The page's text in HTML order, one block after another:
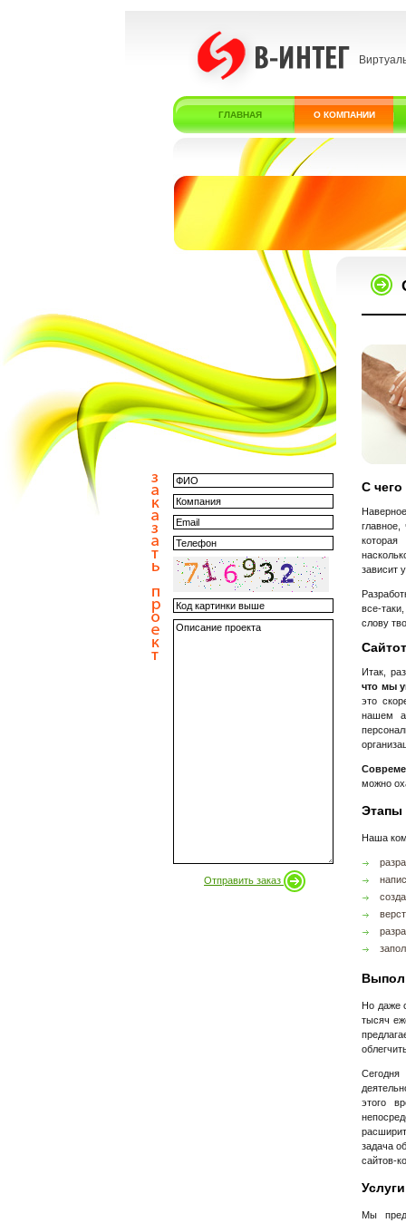
ГЛАВНАЯ О КОМПАНИИ
Отправить заказ
С чего
которая
зависит
все-
слову
Итак,
что мы
это
нашем
можно
Этапы
Наша
Но даже
тысяч
этого
задача
сайтов-
Мы